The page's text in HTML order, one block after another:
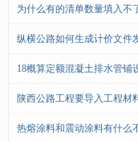
为什么有的清单数量填入不
纵横公路如何生成计价文件
18概算定额混凝土排水管铺
陕西公路工程要导入工程材
热熔涂料和震动涂料有什么